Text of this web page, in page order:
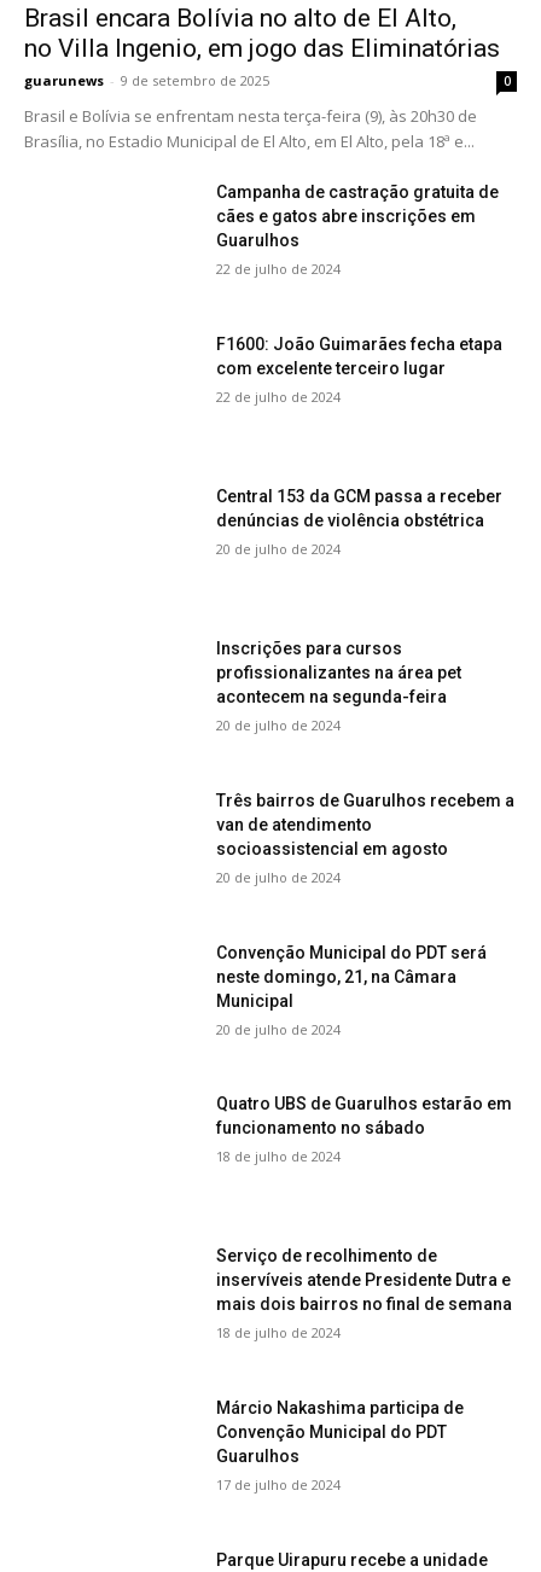
Brasil encara Bolívia no alto de El Alto,
no Villa Ingenio, em jogo das Eliminatórias
guarunews - 9 de setembro de 2025 0
Brasil e Bolívia se enfrentam nesta terça-feira (9), às 20h30 de
Brasília, no Estadio Municipal de El Alto, em El Alto, pela 18ª e...
Campanha de castração gratuita de
cães e gatos abre inscrições em
Guarulhos
22 de julho de 2024
F1600: João Guimarães fecha etapa
com excelente terceiro lugar
22 de julho de 2024
Central 153 da GCM passa a receber
denúncias de violência obstétrica
20 de julho de 2024
Inscrições para cursos
profissionalizantes na área pet
acontecem na segunda-feira
20 de julho de 2024
Três bairros de Guarulhos recebem a
van de atendimento
socioassistencial em agosto
20 de julho de 2024
Convenção Municipal do PDT será
neste domingo, 21, na Câmara
Municipal
20 de julho de 2024
Quatro UBS de Guarulhos estarão em
funcionamento no sábado
18 de julho de 2024
Serviço de recolhimento de
inservíveis atende Presidente Dutra e
mais dois bairros no final de semana
18 de julho de 2024
Márcio Nakashima participa de
Convenção Municipal do PDT
Guarulhos
17 de julho de 2024
Parque Uirapuru recebe a unidade